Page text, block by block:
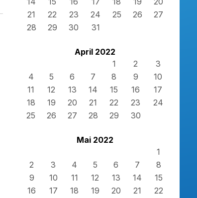
21
22 23 24 25 26
27
28
29 30 31
April 2022
1
2
3
4
5 6 7 8 9
10
11
12 13 14 15 16
17
18
19 20 21 22 23
24
25
26 27 28 29 30
Mai 2022
1
2
3 4 5 6 7
8
9
10 11 12 13 14
15
16
17 18 19 20 21
22